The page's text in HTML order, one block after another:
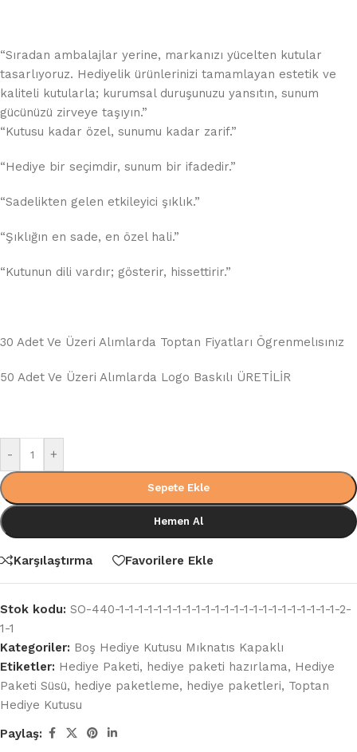
“Sıradan ambalajlar yerine, markanızı yücelten kutular
tasarlıyoruz. Hediyelik ürünlerinizi tamamlayan estetik ve
kaliteli kutularla; kurumsal duruşunuzu yansıtın, sunum
gücünüzü zirveye taşıyın.”
“Kutusu kadar özel, sunumu kadar zarif.”
“Hediye bir seçimdir, sunum bir ifadedir.”
“Sadelikten gelen etkileyici şıklık.”
“Şıklığın en sade, en özel hali.”
“Kutunun dili vardır; gösterir, hissettirir.”
30 Adet Ve Üzeri Alımlarda Toptan Fiyatları Ögrenmelısınız
50 Adet Ve Üzeri Alımlarda Logo Baskılı ÜRETİLİR
- +
Sepete Ekle
Hemen Al
Karşılaştırma Favorilere Ekle
Stok kodu: SO-440-1-1-1-1-1-1-1-1-1-1-1-1-1-1-1-1-1-1-1-1-1-1-1-2-
1-1
Kategoriler: Boş Hediye Kutusu Mıknatıs Kapaklı
Etiketler: Hediye Paketi, hediye paketi hazırlama, Hediye
Paketi Süsü, hediye paketleme, hediye paketleri, Toptan
Hediye Kutusu
Paylaş: